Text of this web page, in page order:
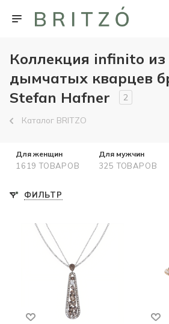
Коллекция infinito из
дымчатых кварцев
Stefan Hafner
2
Каталог BRITZO
Для женщин
1619 ТОВАРОВ
Для мужчин
325 ТОВАРОВ
ФИЛЬТР